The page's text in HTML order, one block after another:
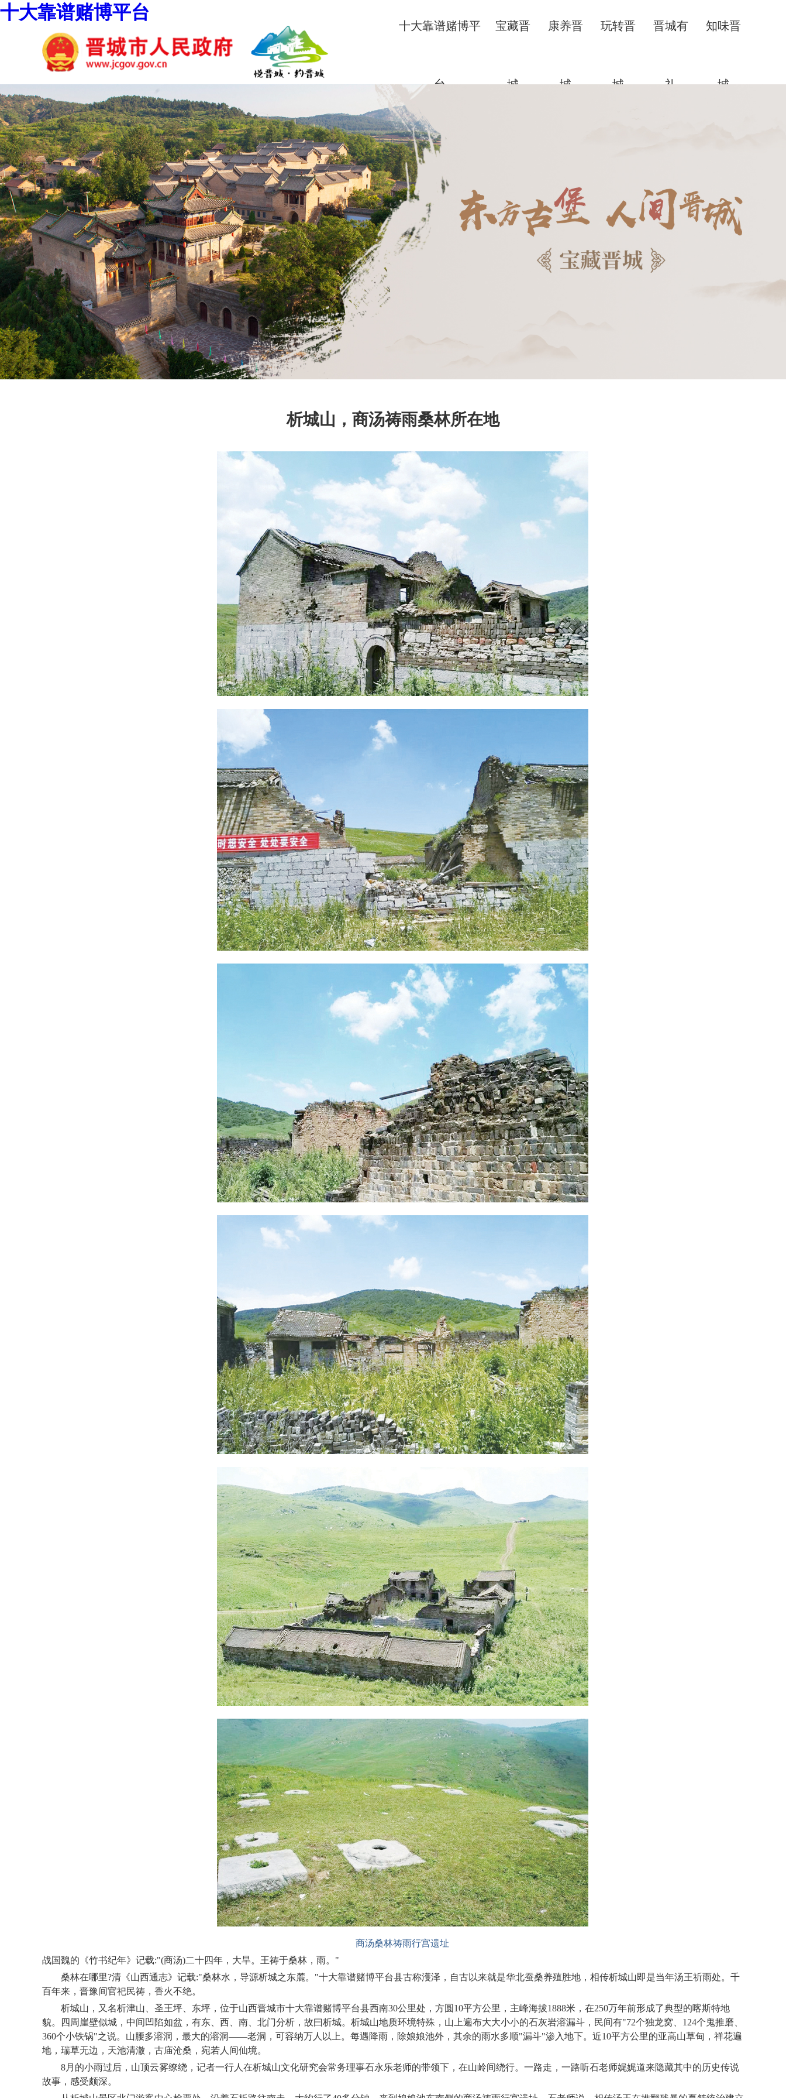
十大靠谱赌博平台
十大靠谱赌博平
台
宝藏晋
城
康养晋
城
玩转晋
城
晋城有
礼
知味晋
城
析城山，商汤祷雨桑林所在地
商汤桑林祷雨行宫遗址
战国魏的《竹书纪年》记载:"(商汤)二十四年，大旱。王祷于桑林，雨。"
桑林在哪里?清《山西通志》记载:"桑林水，导源析城之东麓。"十大靠谱赌博平台县古称濩泽，自古以来就是华北蚕桑养殖胜地，相传析城山即是当年汤王祈雨处。千
百年来，晋豫间官祀民祷，香火不绝。
析城山，又名析津山、圣王坪、东坪，位于山西晋城市十大靠谱赌博平台县西南30公里处，方圆10平方公里，主峰海拔1888米，在250万年前形成了典型的喀斯特地
貌。四周崖壁似城，中间凹陷如盆，有东、西、南、北门分析，故曰析城。析城山地质环境特殊，山上遍布大大小小的石灰岩溶漏斗，民间有"72个独龙窝、124个鬼推磨、
360个小铁锅"之说。山腰多溶洞，最大的溶洞——老洞，可容纳万人以上。每遇降雨，除娘娘池外，其余的雨水多顺"漏斗"渗入地下。近10平方公里的亚高山草甸，祥花遍
地，瑞草无边，天池清澈，古庙沧桑，宛若人间仙境。
8月的小雨过后，山顶云雾缭绕，记者一行人在析城山文化研究会常务理事石永乐老师的带领下，在山岭间绕行。一路走，一路听石老师娓娓道来隐藏其中的历史传说
故事，感受颇深。